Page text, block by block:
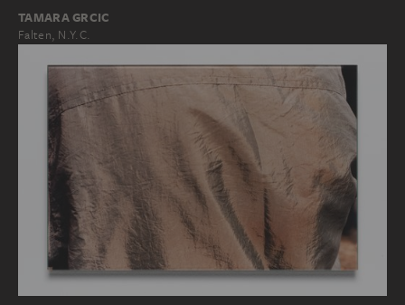
TAMARA GRCIC
Falten, N.Y.C.